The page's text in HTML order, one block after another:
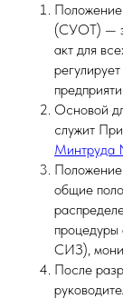
Положение
(СУОТ) —
акт для
Основой
служит
Минтруда
общие
СИЗ),
После